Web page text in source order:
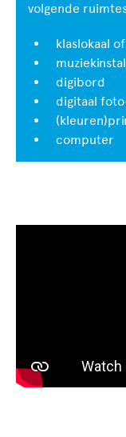
volgende
klaslokaal
digibord
digitaal
computer